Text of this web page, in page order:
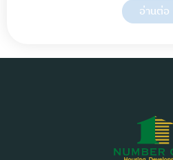
อ่านต่อ